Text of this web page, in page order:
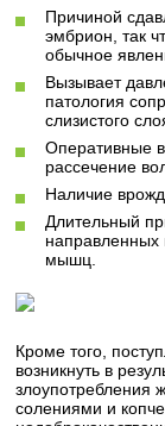
Причиной
эмбрион, так
обычное
Вызывает
патология
слизистого
Оперативные
рассечение
Наличие
Длительный
мышц.
Кроме того,
возникнуть в
злоупотребления
солениями и